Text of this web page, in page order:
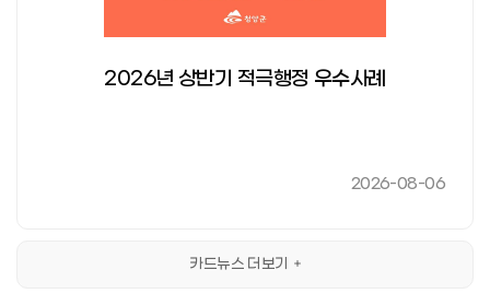
2026년 상반기 적극행정 우수사례
2026-08-06
카드뉴스 더보기